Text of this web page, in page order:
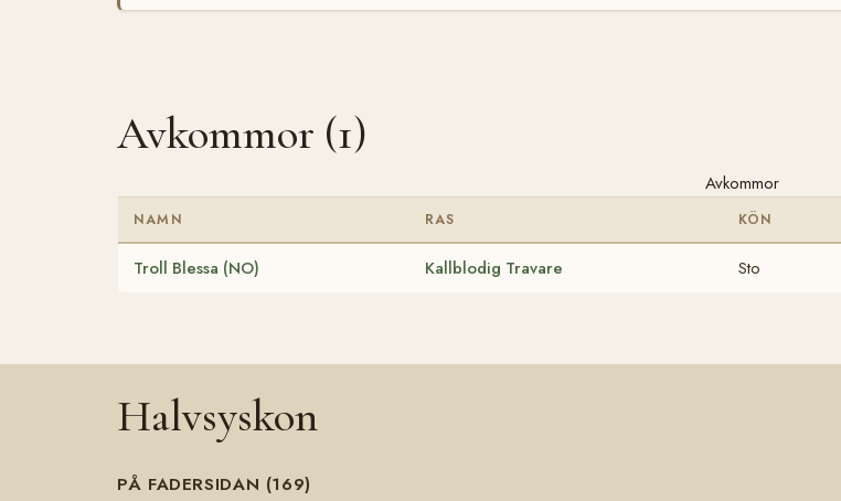
Avkommor (1)
Avkommor
NAMN RAS KÖN
Troll Blessa (NO) Kallblodig Travare Sto
Halvsyskon
PÅ FADERSIDAN (169)